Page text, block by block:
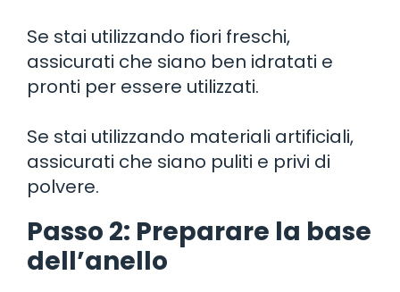
Se stai utilizzando fiori freschi,
assicurati che siano ben idratati e
pronti per essere utilizzati.
Se stai utilizzando materiali artificiali,
assicurati che siano puliti e privi di
polvere.
Passo 2: Preparare la base
dell’anello